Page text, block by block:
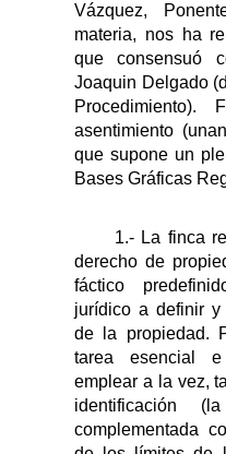
Vázquez,
materia, nos ha
que consensuó
Joaquin Delgado
Procedimiento).
asentimiento
que supone un
Bases Gráficas
1.- La finca
derecho de
fáctico
jurídico a definir
de la propiedad.
tarea esencial e
emplear a la vez,
identificación
complementada